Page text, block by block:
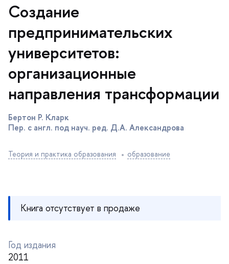
Создание
предпринимательских
университетов:
организационные
направления трансформации
Бертон Р. Кларк
Пер. с англ. под науч. ред. Д.А. Александрова
Теория и практика образования образование
Книга отсутствует в продаже
Год издания
2011